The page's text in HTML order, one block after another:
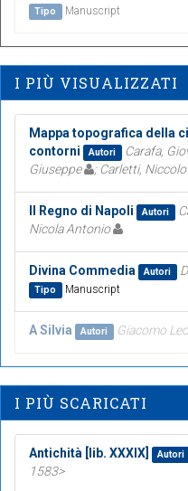
Tipo Manuscript
I PIÙ VISUALIZZATI
Mappa topografica della
contorni
Autori Carafa,
Giuseppe
; Carletti, Niccolo
Il Regno di Napoli Autori
Nicola Antonio
Divina Commedia Autori
Tipo Manuscript
A Silvia Autori Giacomo
I PIÙ SCARICATI
Antichità [lib. XXXIX] Autori
1583>